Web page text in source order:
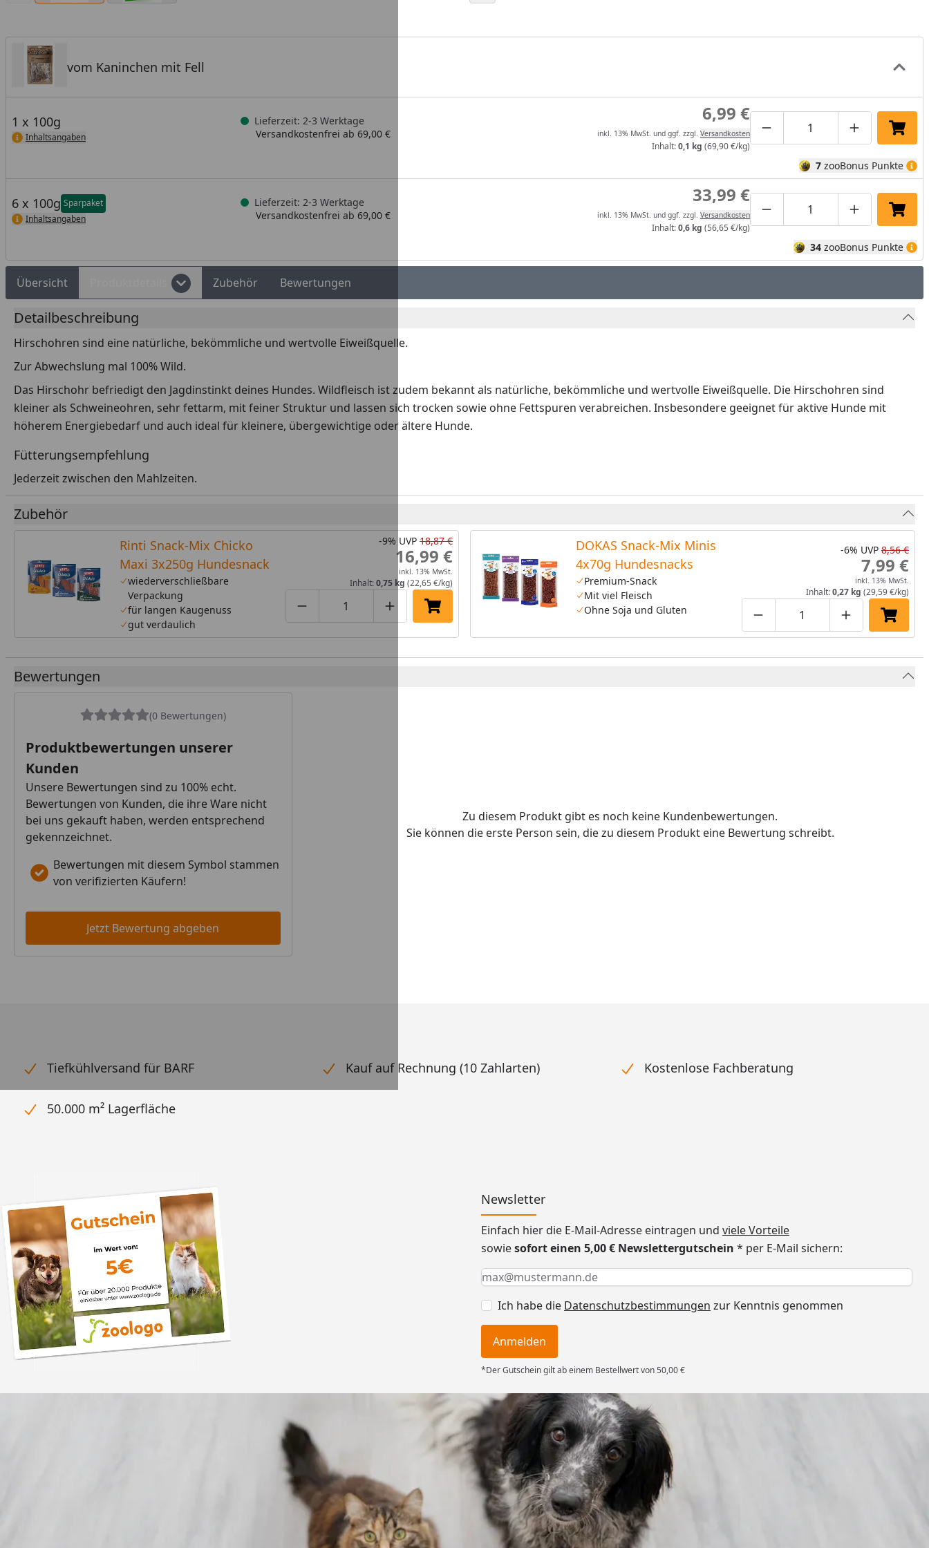
vom Kaninchen mit Fell
1 x 100g
Inhaltsangaben
Lieferzeit: 2-3 Werktage
Versandkostenfrei ab 69,00 €
6,99 €
inkl. 13% MwSt. und ggf. zzgl. Versandkosten
Inhalt:0,1 kg (69,90 €/kg)
Produktmenge um eins
Produktmenge In
7 zooBonus Punkte
6 x 100g Sparpaket
Inhaltsangaben
Lieferzeit: 2-3 Werktage
Versandkostenfrei ab 69,00 €
33,99 €
inkl. 13% MwSt. und ggf. zzgl. Versandkosten
Inhalt:0,6 kg (56,65 €/kg)
Produktmenge um eins
Produktmenge In
34 zooBonus Punkte
Übersicht Zubehör Bewertungen
Detailbeschreibung
Hirschohren sind eine natürliche, bekömmliche und wertvolle Eiweißquelle.
Zur Abwechslung mal 100% Wild.
Das Hirschohr befriedigt den Jagdinstinkt deines Hundes. Wildfleisch ist zudem bekannt als natürliche, bekömmliche und wertvolle Eiweißquelle. Die Hirschohren sind
kleiner als Schweineohren, sehr fettarm, mit feiner Struktur und lassen sich trocken sowie ohne Fettspuren verabreichen. Insbesondere geeignet für aktive Hunde mit
höherem Energiebedarf und auch ideal für kleinere, übergewichtige oder ältere Hunde.
Fütterungsempfehlung
Jederzeit zwischen den Mahlzeiten.
Zubehör
Rinti Snack-Mix Chicko
Maxi 3x250g Hundesnack
wiederverschließbare
Verpackung
für langen Kaugenuss
gut verdaulich
Produktmenge um eins verringern
Produktmenge manuell eingeben
Produktmenge um eins erhöhen
In den Einkaufswagen legen
-9% UVP 18,87 €
16,99 €
inkl. 13% MwSt.
Inhalt:0,75 kg (22,65 €/kg)
DOKAS Snack-Mix Minis
4x70g Hundesnacks
Premium-Snack
Mit viel Fleisch
Ohne Soja und Gluten
Produktmenge um eins
Produktmenge manuell
Produktmenge
In den
-6% UVP 8,56 €
7,99 €
inkl. 13% MwSt.
Inhalt:0,27 kg (29,59 €/kg)
Bewertungen
(0 Bewertungen)
Produktbewertungen unserer
Kunden
Unsere Bewertungen sind zu 100% echt.
Bewertungen von Kunden, die ihre Ware nicht
bei uns gekauft haben, werden entsprechend
gekennzeichnet.
Bewertungen mit diesem Symbol stammen
von verifizierten Käufern!
Jetzt Bewertung abgeben
Zu diesem Produkt gibt es noch keine Kundenbewertungen.
Sie können die erste Person sein, die zu diesem Produkt eine Bewertung schreibt.
Tiefkühlversand für BARF Kauf auf Rechnung (10 Zahlarten) Kostenlose Fachberatung
50.000 m² Lagerfläche
Newsletter
Einfach hier die E-Mail-Adresse eintragen und viele Vorteile
sowiesofort einen 5,00 € Newslettergutschein * per E-Mail sichern:
Keine Eingabe erforderlich
Eingabe erforderlich
E-Mail *
Ich habe die Datenschutzbestimmungen zur Kenntnis genommen
Anmelden
*Der Gutschein gilt ab einem Bestellwert von 50,00 €
„Gute Erfahrung mit
Zoologo,schnelle Lieferung, alles
top“
31.07.2026
Versand